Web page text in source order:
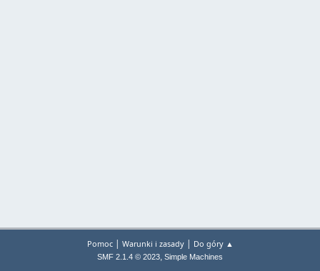
Pomoc| Warunki i zasady| Do góry ▲
SMF 2.1.4 © 2023, Simple Machines